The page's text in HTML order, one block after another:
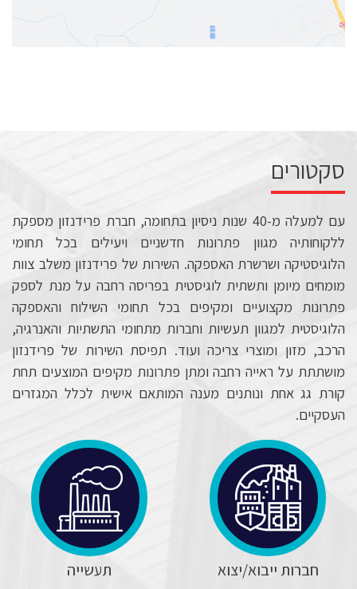
סקטורים
עם למעלה מ-40 שנות ניסיון בתחומה, חברת פרידנזון מספקת
ללקוחותיה מגוון פתרונות חדשניים ויעילים בכל תחומי
הלוגיסטיקה ושרשרת האספקה. השירות של פרידנזון משלב צוות
מומחים מיומן ותשתית לוגיסטית בפריסה רחבה על מנת לספק
פתרונות מקצועיים ומקיפים בכל תחומי השילוח והאספקה
הלוגיסטית למגוון תעשיות וחברות מתחומי התשתיות והאנרגיה,
הרכב, מזון ומוצרי צריכה ועוד. תפיסת השירות של פרידנזון
מושתתת על ראייה רחבה ומתן פתרונות מקיפים המוצעים תחת
קורת גג אחת ונותנים מענה המותאם אישית לכלל המגזרים
העסקיים.
חברות ייבוא/יצוא תעשייה